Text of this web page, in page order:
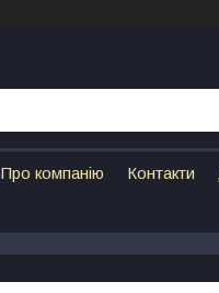
Про компанію Контакти